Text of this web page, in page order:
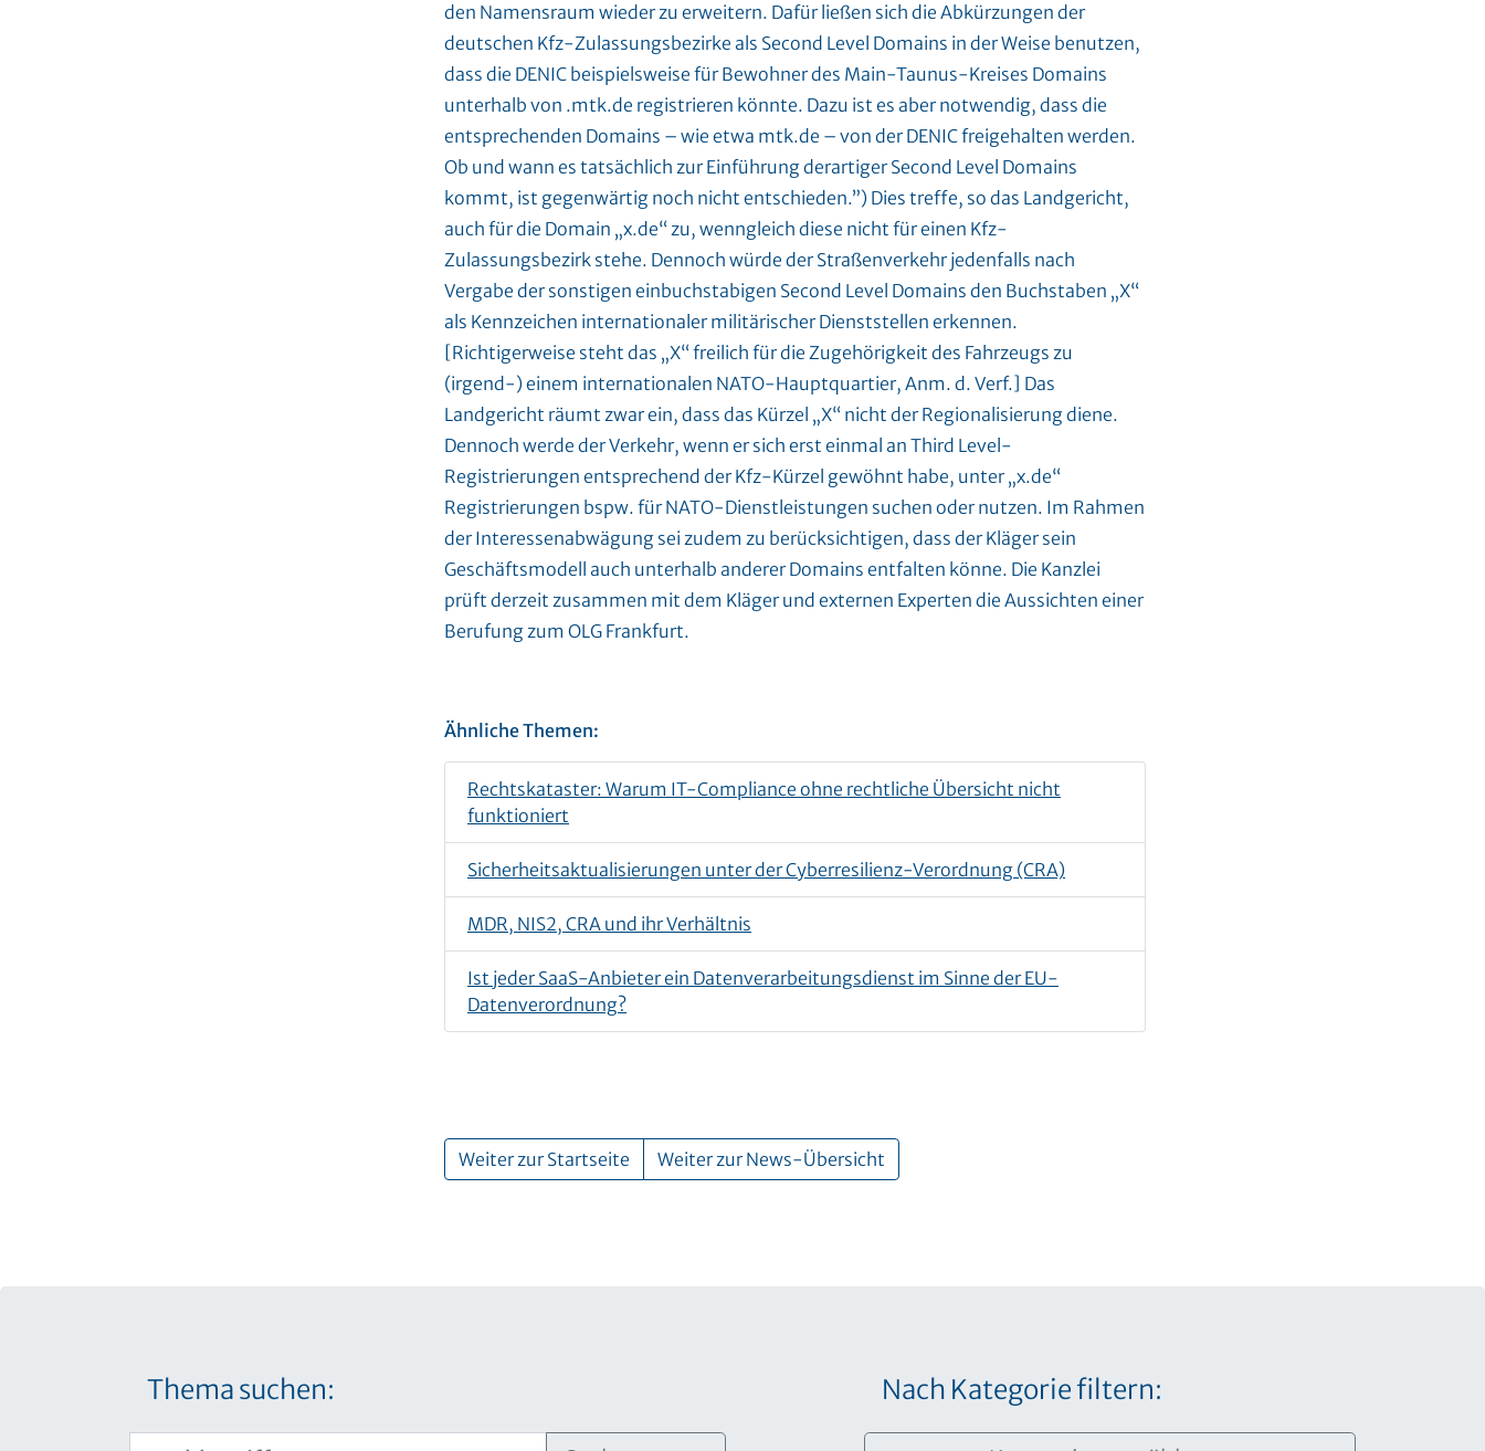
den Namensraum wieder zu erweitern. Dafür ließen sich die Abkürzungen der
deutschen Kfz-Zulassungsbezirke als Second Level Domains in der Weise benutzen,
dass die DENIC beispielsweise für Bewohner des Main-Taunus-Kreises Domains
unterhalb von .mtk.de registrieren könnte. Dazu ist es aber notwendig, dass die
entsprechenden Domains – wie etwa mtk.de – von der DENIC freigehalten werden.
Ob und wann es tatsächlich zur Einführung derartiger Second Level Domains
kommt, ist gegenwärtig noch nicht entschieden.”) Dies treffe, so das Landgericht,
auch für die Domain „x.de“ zu, wenngleich diese nicht für einen Kfz-
Zulassungsbezirk stehe. Dennoch würde der Straßenverkehr jedenfalls nach
Vergabe der sonstigen einbuchstabigen Second Level Domains den Buchstaben „X“
als Kennzeichen internationaler militärischer Dienststellen erkennen.
[Richtigerweise steht das „X“ freilich für die Zugehörigkeit des Fahrzeugs zu
(irgend-) einem internationalen NATO-Hauptquartier, Anm. d. Verf.] Das
Landgericht räumt zwar ein, dass das Kürzel „X“ nicht der Regionalisierung diene.
Dennoch werde der Verkehr, wenn er sich erst einmal an Third Level-
Registrierungen entsprechend der Kfz-Kürzel gewöhnt habe, unter „x.de“
Registrierungen bspw. für NATO-Dienstleistungen suchen oder nutzen. Im Rahmen
der Interessenabwägung sei zudem zu berücksichtigen, dass der Kläger sein
Geschäftsmodell auch unterhalb anderer Domains entfalten könne. Die Kanzlei
prüft derzeit zusammen mit dem Kläger und externen Experten die Aussichten einer
Berufung zum OLG Frankfurt.
Ähnliche Themen:
Rechtskataster: Warum IT-Compliance ohne rechtliche Übersicht nicht
funktioniert
Sicherheitsaktualisierungen unter der Cyberresilienz-Verordnung (CRA)
MDR, NIS2, CRA und ihr Verhältnis
Ist jeder SaaS-Anbieter ein Datenverarbeitungsdienst im Sinne der EU-
Datenverordnung?
Weiter zur Startseite Weiter zur News-Übersicht
Thema suchen: Nach Kategorie filtern: